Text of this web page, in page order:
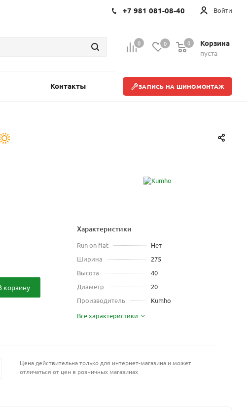
Войти
+7 981 081-08-40
0 0 Корзина
пуста
0
Контакты ЗАПИСЬ НА ШИНОМОНТАЖ
корзину
Характеристики
Run on flat
Нет
Ширина
275
Высота
40
Диаметр
20
Производитель
Kumho
Все характеристики
Цена действительна только для интернет-магазина и может
отличаться от цен в розничных магазинах